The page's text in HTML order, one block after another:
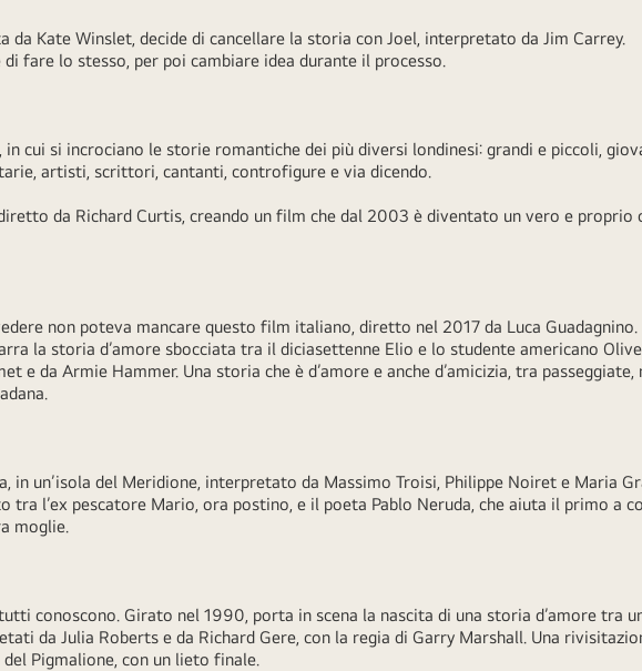
Kate Winslet, decide di cancellare la storia con Joel, interpretato da Jim Carrey.
fare lo stesso, per poi cambiare idea durante il processo.
in cui si incrociano le storie romantiche dei più diversi londinesi: grandi e piccoli,
artisti, scrittori, cantanti, controfigure e via dicendo.
da Richard Curtis, creando un film che dal 2003 è diventato un vero e proprio
non poteva mancare questo film italiano, diretto nel 2017 da Luca Guadagnino.
la storia d’amore sbocciata tra il diciasettenne Elio e lo studente americano
e da Armie Hammer. Una storia che è d’amore e anche d’amicizia, tra passeggiate,
in un’isola del Meridione, interpretato da Massimo Troisi, Philippe Noiret e Maria
tra l’ex pescatore Mario, ora postino, e il poeta Pablo Neruda, che aiuta il primo a
moglie.
conoscono. Girato nel 1990, porta in scena la nascita di una storia d’amore tra
da Julia Roberts e da Richard Gere, con la regia di Garry Marshall. Una
Pigmalione, con un lieto finale.